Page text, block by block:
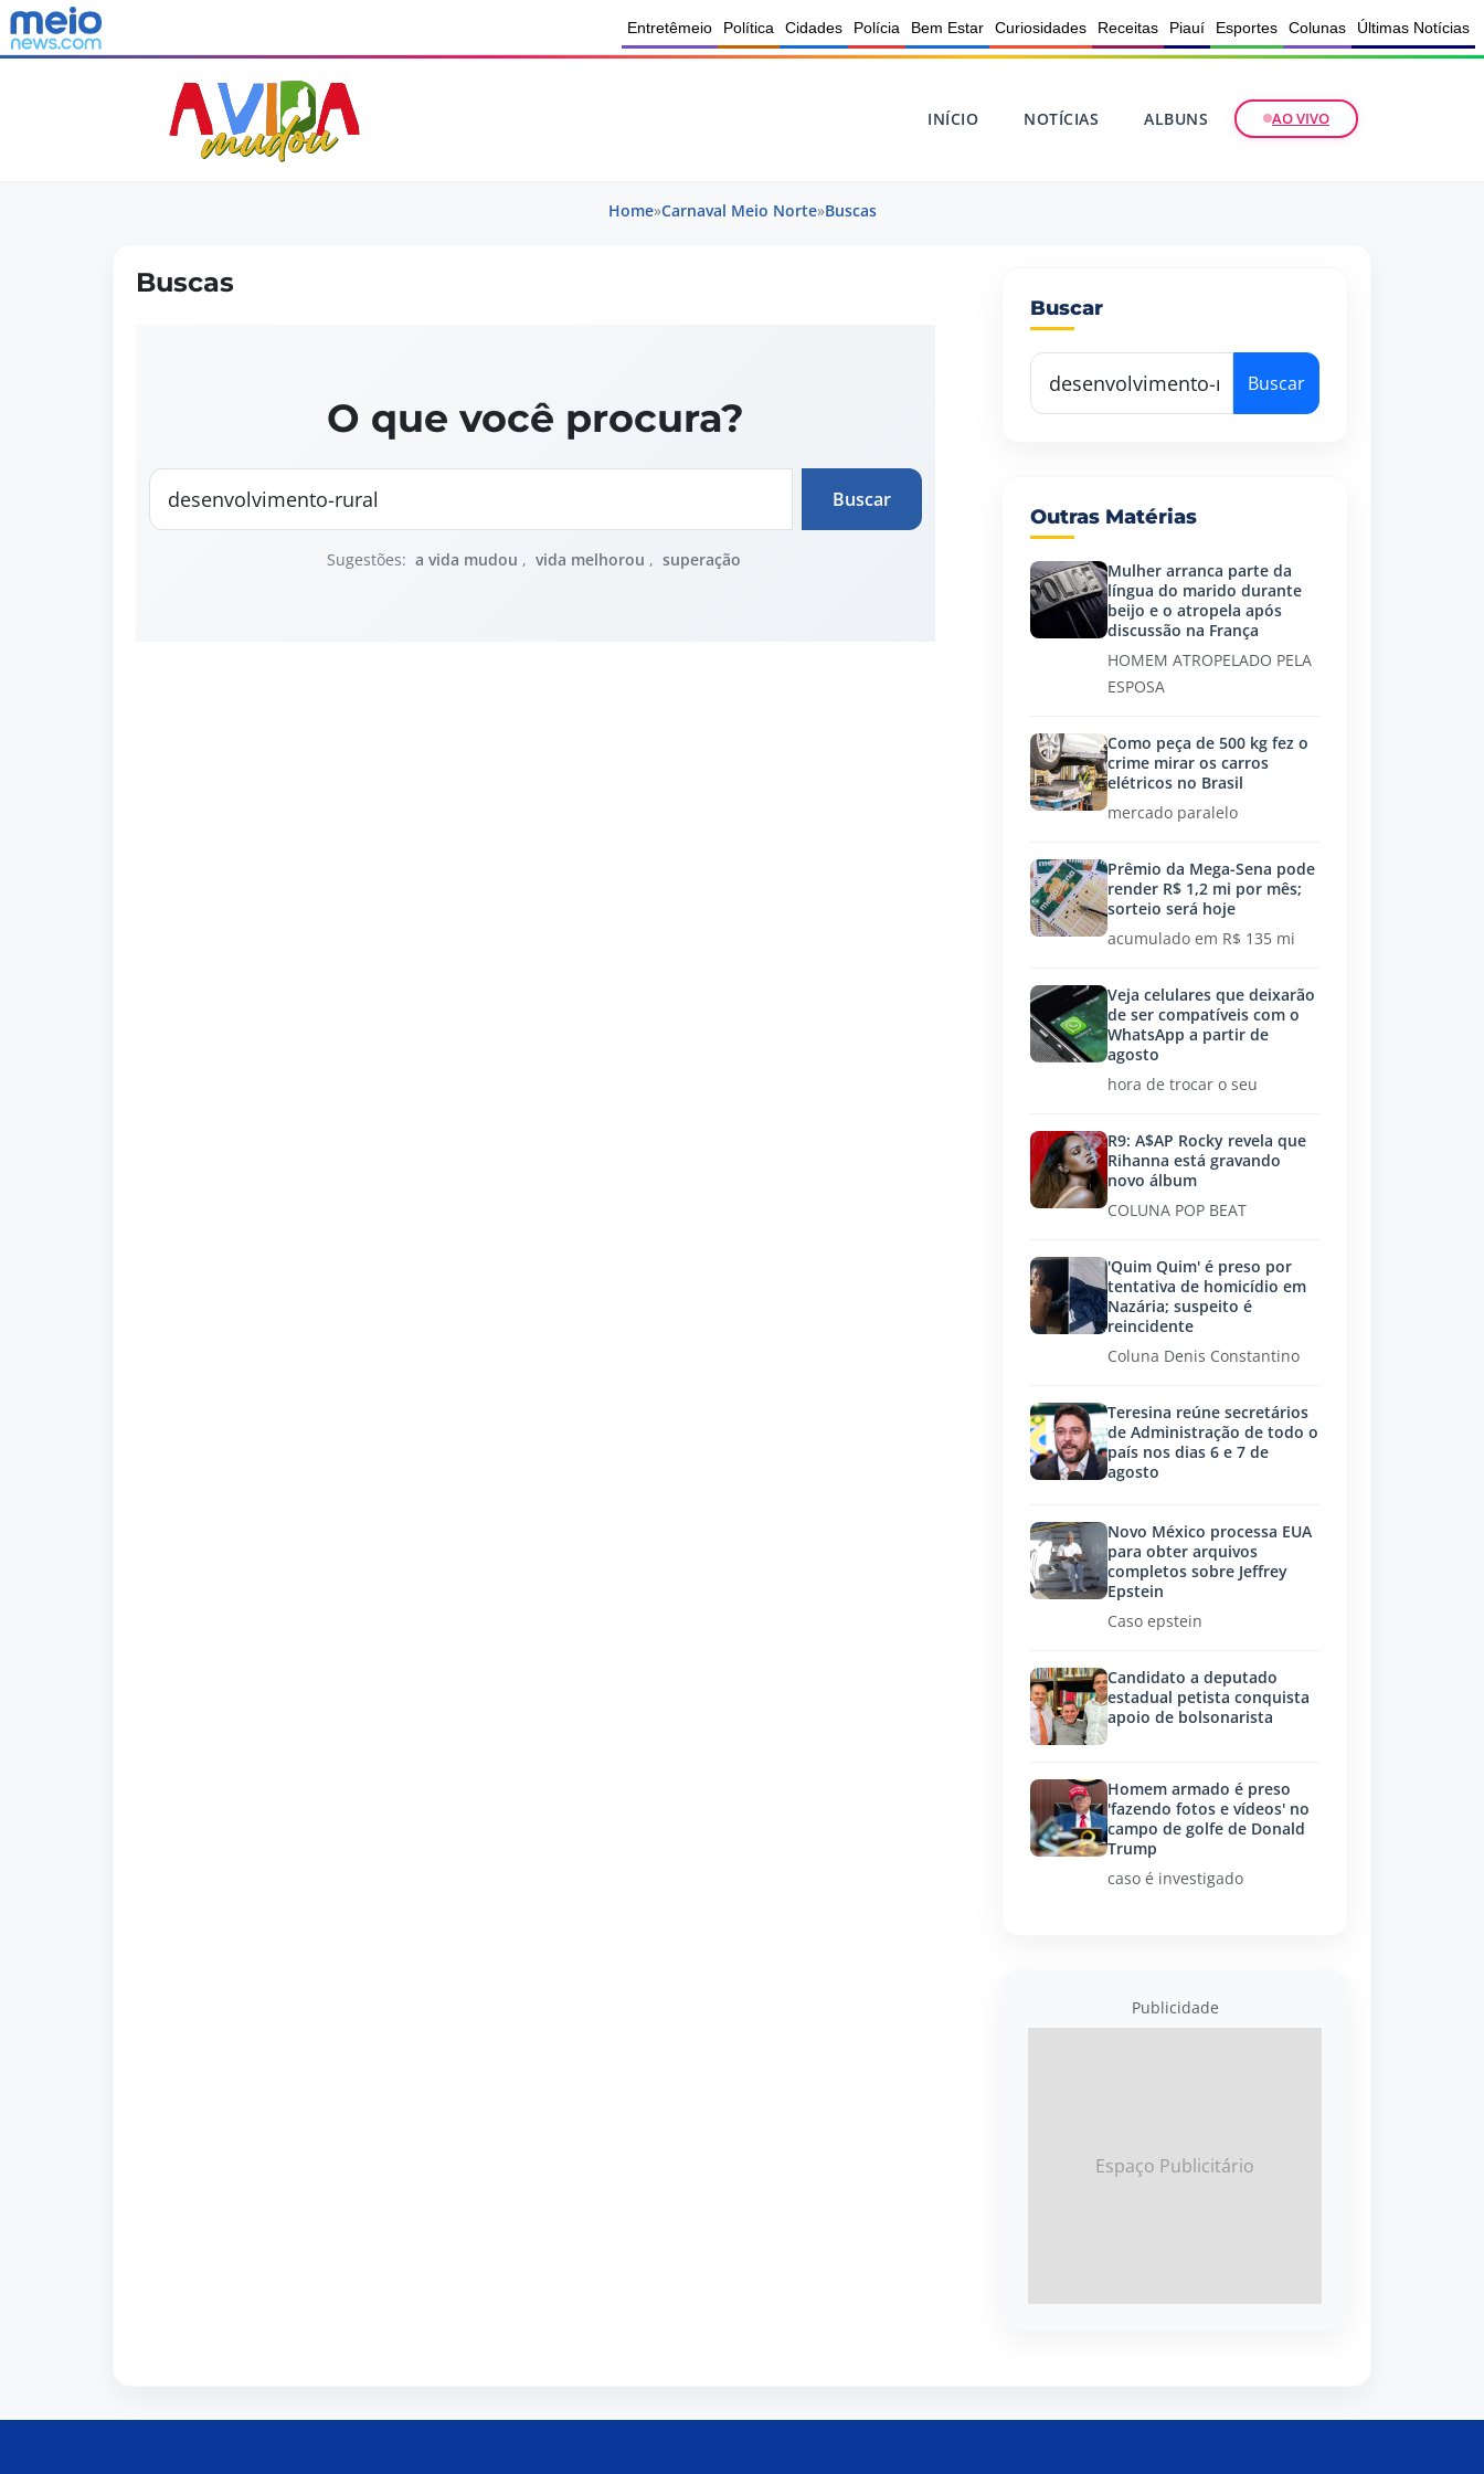
Entretêmeio Política Cidades Polícia Bem Estar Curiosidades Receitas Piauí Esportes Colunas Últimas Notícias
INÍCIO NOTÍCIAS ALBUNS AO VIVO
Home»Carnaval Meio Norte»Buscas
Buscas
O que você procura?
Buscar
Sugestões: a vida mudou , vida melhorou , superação
Buscar
Buscar
Outras Matérias
Mulher arranca parte da
língua do marido durante
beijo e o atropela após
discussão na França
HOMEM ATROPELADO PELA
ESPOSA
Como peça de 500 kg fez o
crime mirar os carros
elétricos no Brasil
mercado paralelo
Prêmio da Mega-Sena pode
render R$ 1,2 mi por mês;
sorteio será hoje
acumulado em R$ 135 mi
Veja celulares que deixarão
de ser compatíveis com o
WhatsApp a partir de
agosto
hora de trocar o seu
R9: A$AP Rocky revela que
Rihanna está gravando
novo álbum
COLUNA POP BEAT
'Quim Quim' é preso por
tentativa de homicídio em
Nazária; suspeito é
reincidente
Coluna Denis Constantino
Teresina reúne secretários
de Administração de todo o
país nos dias 6 e 7 de
agosto
Novo México processa EUA
para obter arquivos
completos sobre Jeffrey
Epstein
Caso epstein
Candidato a deputado
estadual petista conquista
apoio de bolsonarista
Homem armado é preso
'fazendo fotos e vídeos' no
campo de golfe de Donald
Trump
caso é investigado
Publicidade
Espaço Publicitário